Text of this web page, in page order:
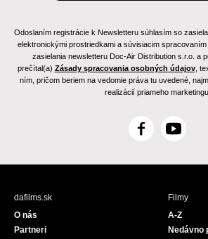
Odoslaním registrácie k Newsletteru súhlasím so
elektronickými prostriedkami a súvisiacim
zasielania newsletteru Doc-Air Distribution s.r.o. a
prečítal(a) Zásady spracovania osobných údajov,
ním, pričom beriem na vedomie práva tu uvedené,
realizácií priameho marketingu.
F
c
Y
u
e
dafilms.sk
O nás
Partneri
Filmy
A-Z
Nedávno